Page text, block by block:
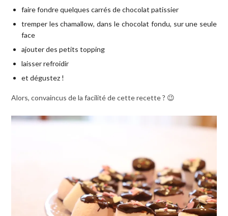
faire fondre quelques carrés de chocolat patissier
tremper les chamallow, dans le chocolat fondu, sur une seule
face
ajouter des petits topping
laisser refroidir
et dégustez !
Alors, convaincus de la facilité de cette recette ? 😉